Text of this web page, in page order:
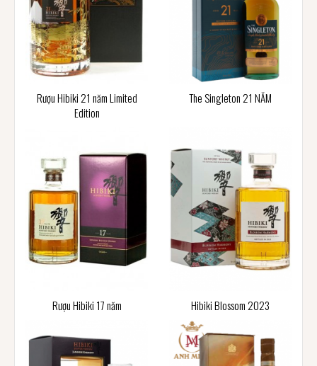
Rượu Hibiki 21 năm Limited
Edition
The Singleton 21 NĂM
Rượu Hibiki 17 năm Hibiki Blossom 2023